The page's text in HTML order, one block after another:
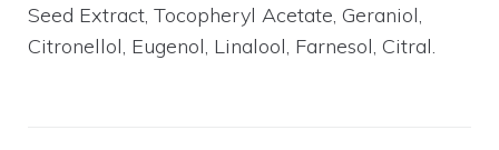
Seed Extract, Tocopheryl Acetate, Geraniol,
Citronellol, Eugenol, Linalool, Farnesol, Citral.